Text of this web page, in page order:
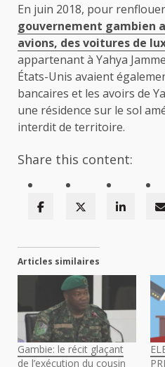
En juin 2018, pour renflouer
gouvernement gambien
avions, des voitures de
appartenant à Yahya
États-Unis avaient
bancaires et les avoirs de
une résidence sur le sol
interdit de territoire.
Share this content:
Articles similaires
Gambie: le récit glaçant
de l’exécution du cousin